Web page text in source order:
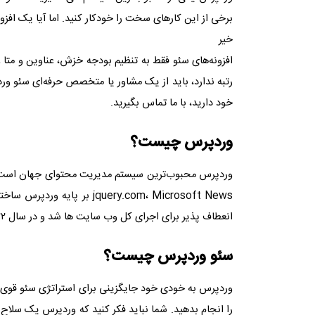
برخی از این کارهای سخت را خودکار کنید. اما آیا یک
خیر
افزونه‌های سئو فقط به تنظیم بودجه خزش، عناوین و
رتبه‌ ندارد، باید از یک مشاور یا متخصص حرفه‌ای سئو
خود دارید، با ما تماس بگیرید.
وردپرس چیست؟
وردپرس محبوب‌ترین سیستم مدیریت محتوای جهان
انعطاف پذیر برای اجرای کل وب سایت ها شد و در سال ۲۰۲۲ نیز می تواند به عنوان یک راه حل تجارت الکترونیک مورد استفاده قرار گیرد.
سئو وردپرس چیست؟
را انجام بدهید. شما نباید فکر کنید که وردپرس یک